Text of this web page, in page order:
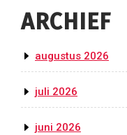
ARCHIEF
augustus 2026
juli 2026
juni 2026